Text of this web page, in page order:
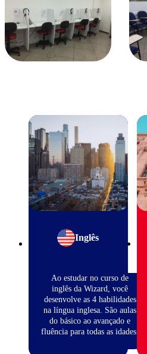
Inglês
Ao estudar no curso de
inglês da Wizard, você
desenvolve as 4 habilidades
na língua inglesa. São aulas
do básico ao avançado e
fluência para todas as idades.